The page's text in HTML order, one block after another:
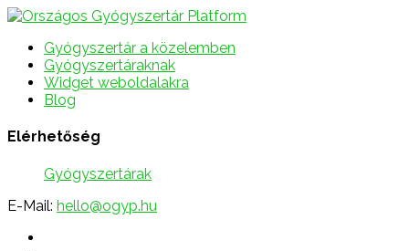
Gyógyszertár a közelemben
Gyógyszertáraknak
Widget weboldalakra
Blog
Elérhetőség
Gyógyszertárak
E-Mail: hello@ogyp.hu